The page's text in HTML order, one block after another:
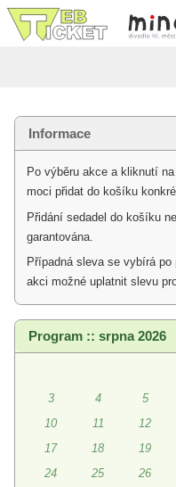
Informace
Po výběru akce a kliknutí
moci přidat do košíku
Přidání sedadel do košíku
garantována.
Případná sleva se vybírá
akci možné uplatnit slevu
Program :: srpna 2026
3
4 5
10
11 12
17
18 19
24
25 26